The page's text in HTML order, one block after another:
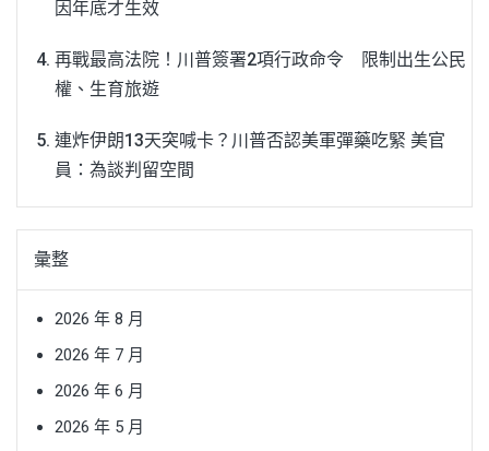
因年底才生效
再戰最高法院！川普簽署2項行政命令 限制出生公民
權、生育旅遊
連炸伊朗13天突喊卡？川普否認美軍彈藥吃緊 美官
員：為談判留空間
彙整
2026 年 8 月
2026 年 7 月
2026 年 6 月
2026 年 5 月